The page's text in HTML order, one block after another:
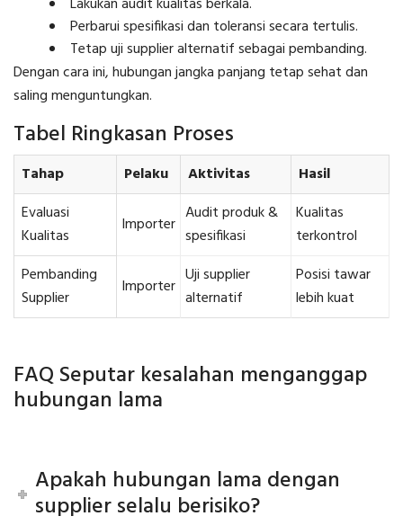
Perbarui spesifikasi dan toleransi secara tertulis.
Tetap uji supplier alternatif sebagai pembanding.
Dengan cara ini, hubungan jangka panjang tetap sehat dan
saling menguntungkan.
Tabel Ringkasan Proses
Tahap Pelaku Aktivitas
Hasil
Evaluasi
Kualitas
Importer Audit produk &
spesifikasi
Kualitas
terkontrol
Pembanding
Supplier
Importer Uji supplier
alternatif
Posisi tawar
lebih kuat
FAQ Seputar kesalahan menganggap
hubungan lama
Apakah hubungan lama dengan
supplier selalu berisiko?